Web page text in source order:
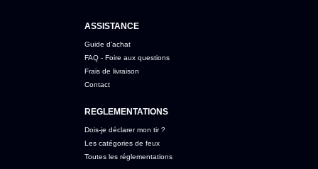
ASSISTANCE
Guide d'achat
FAQ - Foire aux questions
Frais de livraison
Contact
REGLEMENTATIONS
Dois-je déclarer mon tir ?
Les catégories de feux
Toutes les réglementations